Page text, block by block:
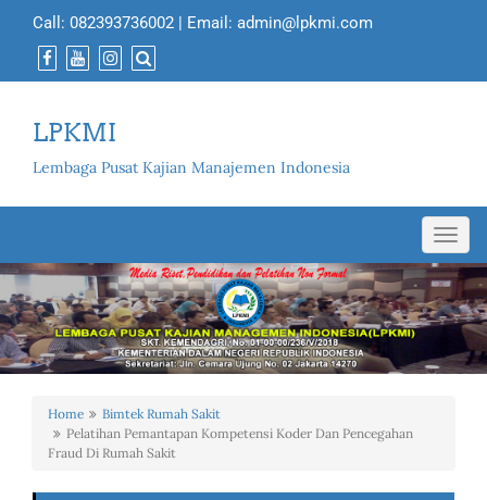
Call: 082393736002 | Email: admin@lpkmi.com
LPKMI
Lembaga Pusat Kajian Manajemen Indonesia
Home
Bimtek Rumah Sakit
Pelatihan Pemantapan Kompetensi Koder Dan Pencegahan
Fraud Di Rumah Sakit